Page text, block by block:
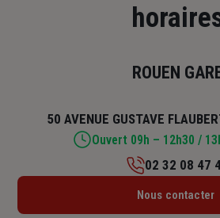
ROUEN
50 AVENUE GUSTAVE
Lundi : 09h – 12h30 /
02 32 08 47
Nous contacter